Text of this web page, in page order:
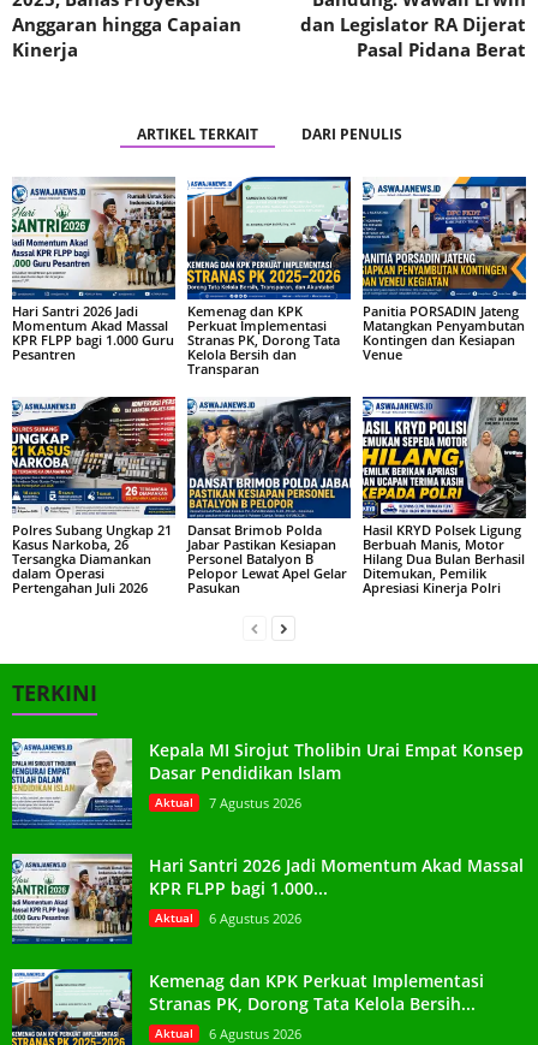
Anggaran hingga Capaian
Kinerja
dan Legislator RA Dijerat
Pasal Pidana Berat
ARTIKEL TERKAIT DARI PENULIS
Hari Santri 2026 Jadi
Momentum Akad Massal
KPR FLPP bagi 1.000 Guru
Pesantren
Kemenag dan KPK
Perkuat Implementasi
Stranas PK, Dorong Tata
Kelola Bersih dan
Transparan
Panitia PORSADIN Jateng
Matangkan Penyambutan
Kontingen dan Kesiapan
Venue
Polres Subang Ungkap 21
Kasus Narkoba, 26
Tersangka Diamankan
dalam Operasi
Pertengahan Juli 2026
Dansat Brimob Polda
Jabar Pastikan Kesiapan
Personel Batalyon B
Pelopor Lewat Apel Gelar
Pasukan
Hasil KRYD Polsek Ligung
Berbuah Manis, Motor
Hilang Dua Bulan Berhasil
Ditemukan, Pemilik
Apresiasi Kinerja Polri
TERKINI
Kepala MI Sirojut Tholibin Urai Empat Konsep
Dasar Pendidikan Islam
Aktual 7 Agustus 2026
Hari Santri 2026 Jadi Momentum Akad Massal
KPR FLPP bagi 1.000...
Aktual 6 Agustus 2026
Kemenag dan KPK Perkuat Implementasi
Stranas PK, Dorong Tata Kelola Bersih...
Aktual 6 Agustus 2026